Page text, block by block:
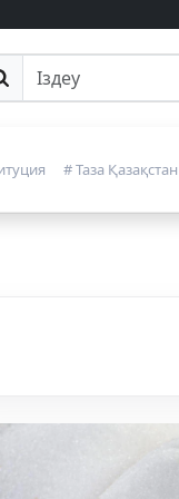
іздеу
# Таза Қазақстан